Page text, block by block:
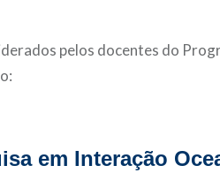
pelos docentes do
em Interação